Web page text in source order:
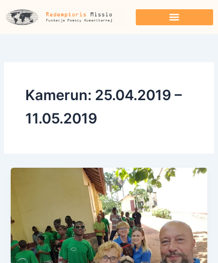
do
Kamerun: 25.04.2019 –
11.05.2019